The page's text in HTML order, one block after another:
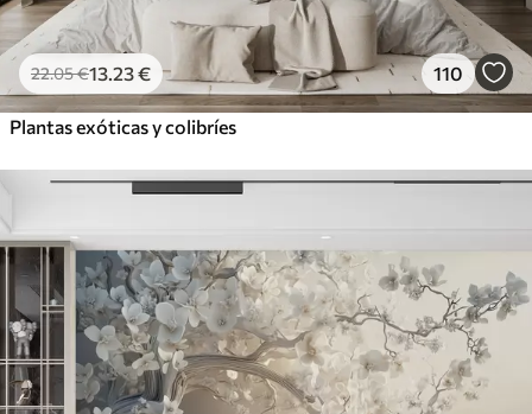
22.05€13 .23€ 110
Plantas exóticas y colibríes